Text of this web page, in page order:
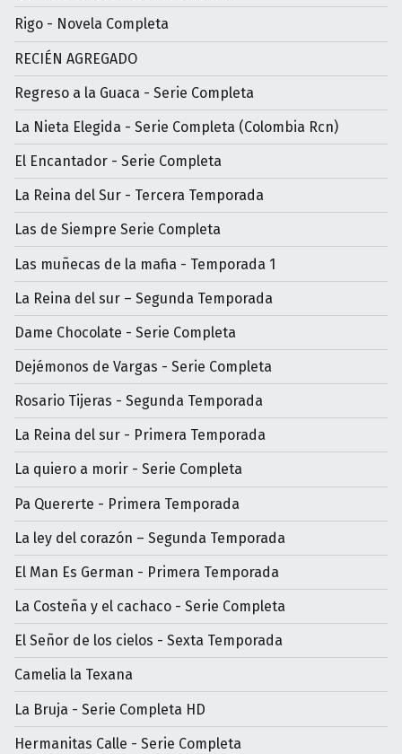
Rigo - Novela Completa
RECIÉN AGREGADO
Regreso a la Guaca - Serie Completa
La Nieta Elegida - Serie Completa (Colombia Rcn)
El Encantador - Serie Completa
La Reina del Sur - Tercera Temporada
Las de Siempre Serie Completa
Las muñecas de la mafia - Temporada 1
La Reina del sur – Segunda Temporada
Dame Chocolate - Serie Completa
Dejémonos de Vargas - Serie Completa
Rosario Tijeras - Segunda Temporada
La Reina del sur - Primera Temporada
La quiero a morir - Serie Completa
Pa Quererte - Primera Temporada
La ley del corazón – Segunda Temporada
El Man Es German - Primera Temporada
La Costeña y el cachaco - Serie Completa
El Señor de los cielos - Sexta Temporada
Camelia la Texana
La Bruja - Serie Completa HD
Hermanitas Calle - Serie Completa